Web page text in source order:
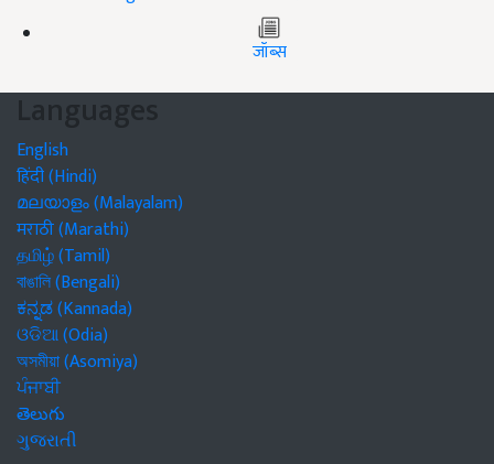
जॉब्स
Languages
English
हिंदी (Hindi)
മലയാളം (Malayalam)
मराठी (Marathi)
தமிழ் (Tamil)
বাঙালি (Bengali)
ಕನ್ನಡ (Kannada)
ଓଡିଆ (Odia)
অসমীয়া (Asomiya)
ਪੰਜਾਬੀ
తెలుగు
ગુજરાતી